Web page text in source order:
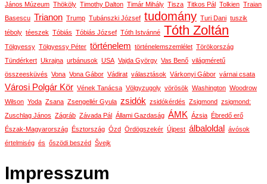
János Múzeum Thököly Timothy Dalton Timár Mihály Tisza Titkos Pál Tolkien Traian
Basescu Trianon Trump Tubánszki József tudomány Turi Dani tuszik
téboly téeszek Tóbiás Tóbiás József Tóth Istvánné Tóth Zoltán
Tölgyessy Tölgyessy Péter történelem történelemszemlélet Törökország
Tündérkert Ukrajna urbánusok USA Vajda György Vas Benő világméretű
összeesküvés Vona Vona Gábor Vádirat választások Várkonyi Gábor várnai csata
Városi Polgár Kör Vének Tanácsa Völgyzugoly vörösök Washington Woodrow
Wilson Yoda Zsana Zsengellér Gyula zsidók zsidókérdés Zsigmond zsigmond:
Zuschlag János Zágráb Závada Pál Állami Gazdaság ÁMK Ázsia
Ébredő erő
Észak-Magyarország
Észtország Ózd Ördögszekér Újpest álbaloldal
ávósok
értelmiség és őszödi beszéd Švejk
Impresszum